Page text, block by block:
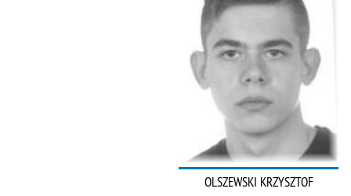
OLSZEWSKI KRZYSZTOF